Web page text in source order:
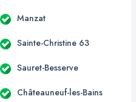
Manzat
Sainte-Christine 63
Sauret-Besserve
Châteauneuf-les-Bains